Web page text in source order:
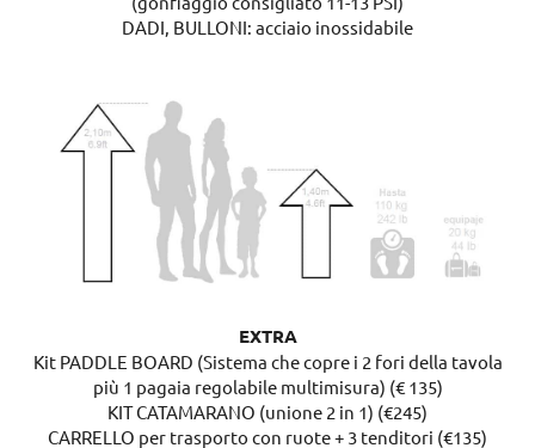
DADI, BULLONI: acciaio inossidabile
EXTRA
Kit PADDLE BOARD (Sistema che copre i 2 fori della tavola
più 1 pagaia regolabile multimisura) (€ 135)
KIT CATAMARANO (unione 2 in 1) (€245)
CARRELLO per trasporto con ruote + 3 tenditori (€135)